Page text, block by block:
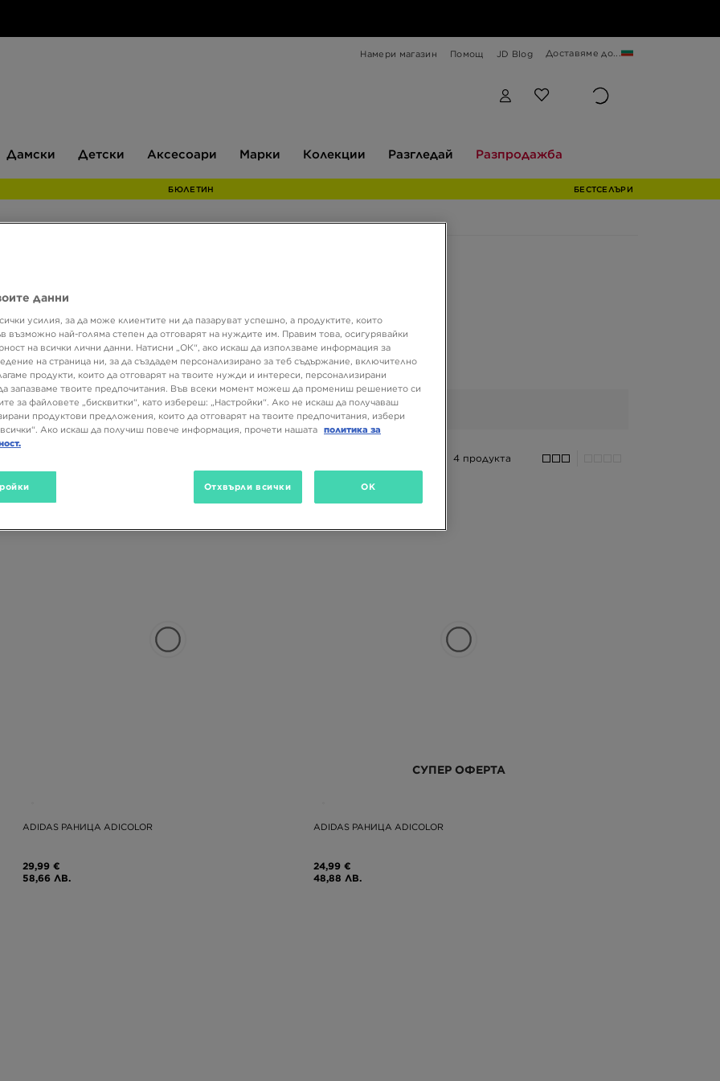
Намери магазин Помощ JD Blog Доставяме до...
Дамски Детски Аксесоари Марки Колекции Разгледай Разпродажба
БЮЛЕТИН БЕСТСЕЛЪРИ
Размер Цвят
SALE (2)
4 продукта
ADIDAS РАНИЦА ADICOLOR
29,99 €
58,66 ЛВ.
СУПЕР ОФЕРТА
ADIDAS РАНИЦА ADICOLOR
24,99 €
48,88 ЛВ.
данни
усилия, за да може клиентите ни да пазаруват успешно, а продуктите, които
възможно най-голяма степен да отговарят на нуждите им. Правим това, осигурявайки
на всички лични данни. Натисни „ОК“, ако искаш да използваме информация за
на страница ни, за да създадем персонализирано за теб съдържание, включително
продукти, които да отговарят на твоите нужди и интереси, персонализирани
запазваме твоите предпочитания. Във всеки момент можеш да промениш решението си
за файловете „бисквитки“, като избереш: „Настройки“. Ако не искаш да получаваш
продуктови предложения, които да отговарят на твоите предпочитания, избери
всички“. Ако искаш да получиш повече информация, прочети нашата политика за
Отхвърли всички OK